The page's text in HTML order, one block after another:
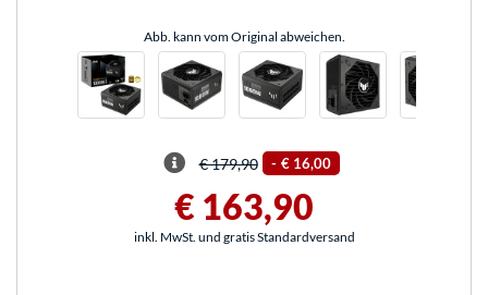
Abb. kann vom Original abweichen.
€ 179,90 - € 16,00
€ 163,90
inkl. MwSt. und gratis Standardversand